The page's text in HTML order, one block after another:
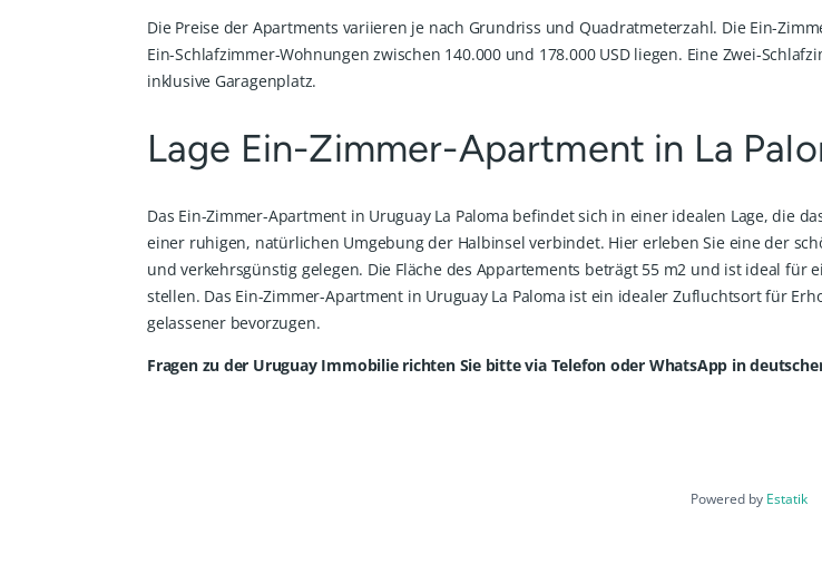
Die Preise der Apartments variieren je nach Grundriss und Quadratmeterzahl. Die Ein-
Ein-Schlafzimmer-Wohnungen zwischen 140.000 und 178.000 USD liegen. Eine Zwei-
inklusive Garagenplatz.
Lage Ein-Zimmer-Apartment in La
Das Ein-Zimmer-Apartment in Uruguay La Paloma befindet sich in einer idealen Lage, die
einer ruhigen, natürlichen Umgebung der Halbinsel verbindet. Hier erleben Sie eine der
und verkehrsgünstig gelegen. Die Fläche des Appartements beträgt 55 m2 und ist ideal für
stellen. Das Ein-Zimmer-Apartment in Uruguay La Paloma ist ein idealer Zufluchtsort für
gelassener bevorzugen.
Fragen zu der Uruguay Immobilie richten Sie bitte via Telefon oder WhatsApp in
Powered by Estatik